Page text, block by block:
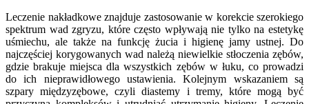
Leczenie nakładkowe znajduje zastosowanie w korekcie szerokiego
spektrum wad zgryzu, które często wpływają nie tylko na estetykę
uśmiechu, ale także na funkcję żucia i higienę jamy ustnej. Do
najczęściej korygowanych wad należą niewielkie stłoczenia zębów,
gdzie brakuje miejsca dla wszystkich zębów w łuku, co prowadzi
do ich nieprawidłowego ustawienia. Kolejnym wskazaniem są
szpary międzyzębowe, czyli diastemy i tremy, które mogą być